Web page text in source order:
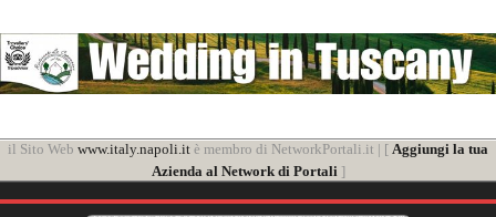
il Sito Web www.italy.napoli.it è membro di NetworkPortali.it | [ Aggiungi la tua
Azienda al Network di Portali]